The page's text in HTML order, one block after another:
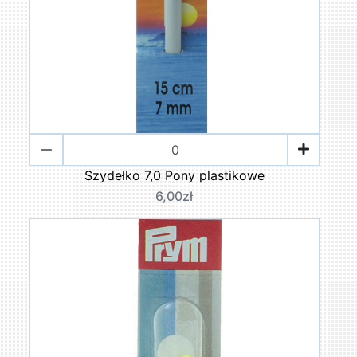
Szydełko 7,0 Pony plastikowe
6,00zł